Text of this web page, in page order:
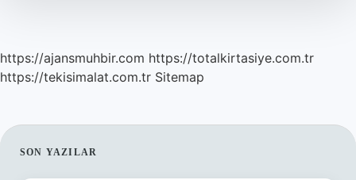
https://ajansmuhbir.com https://totalkirtasiye.com.tr
https://tekisimalat.com.tr Sitemap
SIDEBAR
SON YAZILAR